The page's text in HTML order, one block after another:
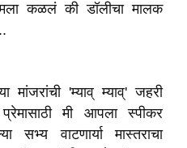
कळलं की डॉलीचा मालक
मांजरांची 'म्याव् म्याव्' जहरी
प्रेमासाठी मी आपला स्पीकर
सभ्य वाटणार्या मास्तराचा